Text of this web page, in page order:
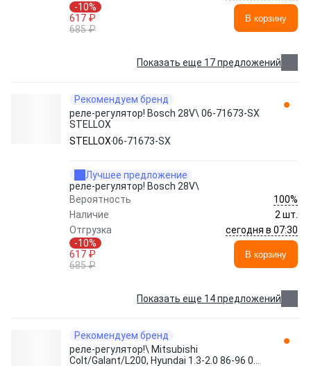
-10%
617 ₽
685 ₽
В корзину
Показать еще 17 предложений
Рекомендуем бренд
реле-регулятор! Bosch 28V\ 06-71673-SX
STELLOX
STELLOX06-71673-SX
Лучшее предложение
реле-регулятор! Bosch 28V\
Вероятность
100%
Наличие
2 шт.
Отгрузка
сегодня в 07:30
-10%
617 ₽
685 ₽
В корзину
Показать еще 14 предложений
Рекомендуем бренд
реле-регулятор!\ Mitsubishi
Colt/Galant/L200, Hyundai 1.3-2.0 86-96 06-